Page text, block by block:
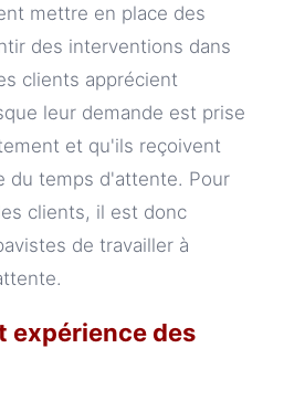
mettre en place des
des interventions dans
clients apprécient
leur demande est prise
et qu'ils reçoivent
du temps d'attente. Pour
clients, il est donc
de travailler à
expérience des